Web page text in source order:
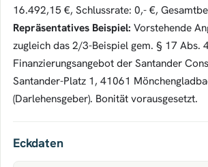
16.492,15 €, Schlussrate: 0,- €,
Repräsentatives Beispiel: Vorstehende
zugleich das 2/3-Beispiel gem. § 17 Abs.
Finanzierungsangebot der Santander
Santander-Platz 1, 41061
(Darlehensgeber). Bonität vorausgesetzt.
Eckdaten